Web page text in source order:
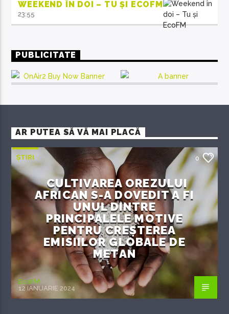
WEEKEND ÎN DOI – TU ȘI ECOFM
23:55
PUBLICITATE
AR PUTEA SĂ VĂ MAI PLACĂ
ȘTIRI 0
CULTIVAREA OREZULUI
AFRICAN S-A DOVEDIT A FI
UNUL DINTRE
PRINCIPALELE MOTIVE
PENTRU CREȘTEREA
EMISIILOR GLOBALE DE
METAN
EcoFM
12 IANUARIE 2024